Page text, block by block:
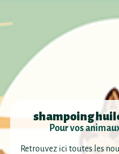
shampoing
Pour vos
Retrouvez ici toutes les